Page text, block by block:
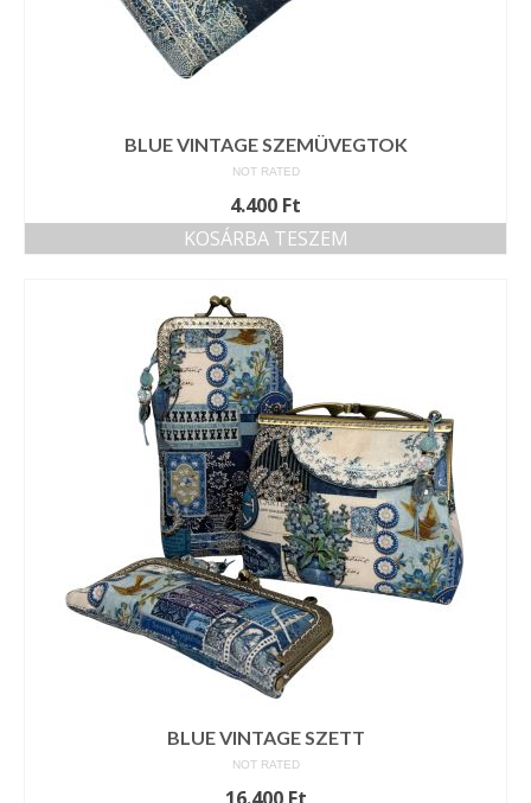
BLUE VINTAGE SZEMÜVEGTOK
NOT RATED
4.400 Ft
KOSÁRBA TESZEM
BLUE VINTAGE SZETT
NOT RATED